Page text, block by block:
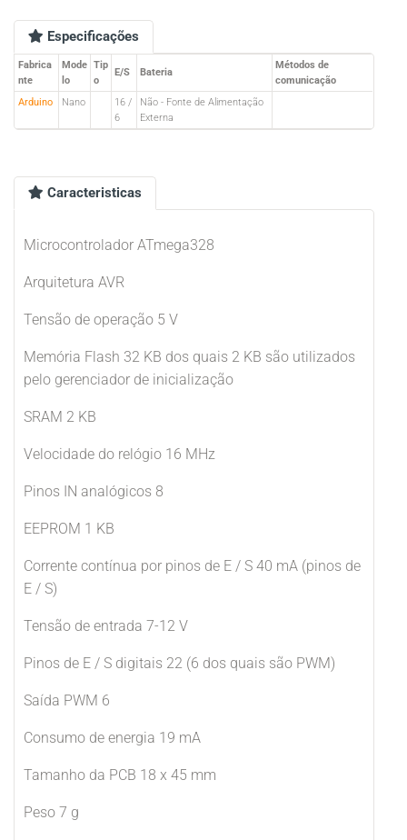
Especificações
Fabrica
nte
Mode
lo
Tip
o
E/S Bateria
Métodos de
comunicação
Arduino
Nano
16 /
6
Não - Fonte de Alimentação
Externa
Caracteristicas
Microcontrolador ATmega328
Arquitetura AVR
Tensão de operação 5 V
Memória Flash 32 KB dos quais 2 KB são utilizados
pelo gerenciador de inicialização
SRAM 2 KB
Velocidade do relógio 16 MHz
Pinos IN analógicos 8
EEPROM 1 KB
Corrente contínua por pinos de E / S 40 mA (pinos de
E / S)
Tensão de entrada 7-12 V
Pinos de E / S digitais 22 (6 dos quais são PWM)
Saída PWM 6
Consumo de energia 19 mA
Tamanho da PCB 18 x 45 mm
Peso 7 g